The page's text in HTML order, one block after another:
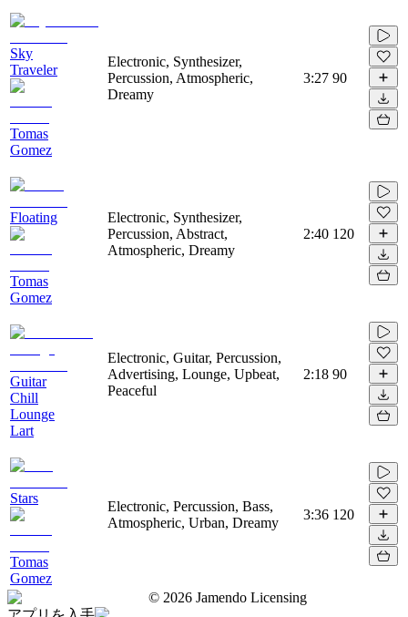
Sky
Traveler
Tomas
Gomez
Electronic, Synthesizer,
Percussion, Atmospheric,
Dreamy
3:27 90
Floating
Tomas
Gomez
Electronic, Synthesizer,
Percussion, Abstract,
Atmospheric, Dreamy
2:40 120
Guitar
Chill
Lounge
Lart
Electronic, Guitar, Percussion,
Advertising, Lounge, Upbeat,
Peaceful
2:18 90
Stars
Tomas
Gomez
Electronic, Percussion, Bass,
Atmospheric, Urban, Dreamy
3:36 120
© 2026 Jamendo Licensing